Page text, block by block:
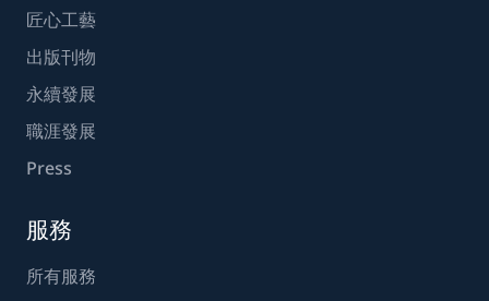
匠心工藝
出版刊物
永續發展
職涯發展
Press
服務
所有服務